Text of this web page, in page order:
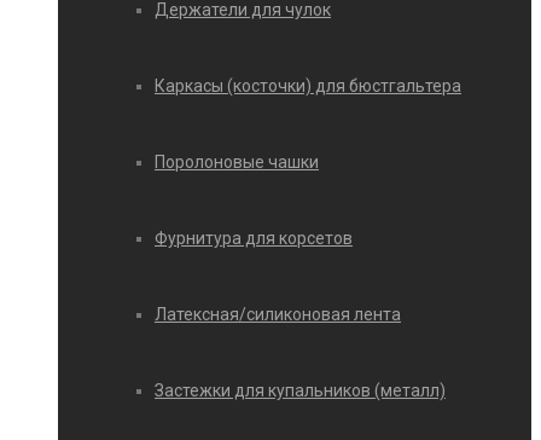
Держатели для чулок
Каркасы (косточки) для бюстгальтера
Поролоновые чашки
Фурнитура для корсетов
Латексная/силиконовая лента
Застежки для купальников (металл)